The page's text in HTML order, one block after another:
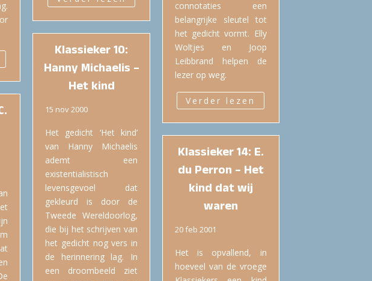
connotaties een
belangrijke sleutel tot
het gedicht vormt. Elly
Woltjes en Joop
Leibbrand helpen de
lezer op weg.
Verder lezen
Klassieker 10:
Hanny Michaelis –
Het kind
15 nov 2000
Het gedicht ‘Het kind’
van Hanny Michaelis
ademt een
existentialistisch
levensgevoel dat
gekleurd is door de
Tweede Wereldoorlog,
die bij het schrijven van
het gedicht nog vers in
de herinnering lag. In
een droombeeld ziet
Klassieker 14: E.
du Perron – Het
kind dat wij
waren
20 feb 2001
Het is opvallend, in
hoeveel van de vroege